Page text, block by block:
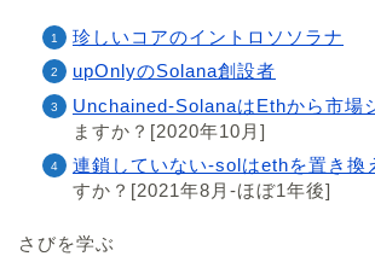
珍しいコアのイントロソソラナ
upOnlyのSolana創設者
Unchained-SolanaはEthから市場
ますか？[2020年10月]
連鎖していない-solはethを置き換
すか？[2021年8月-ほぼ1年後]
さびを学ぶ